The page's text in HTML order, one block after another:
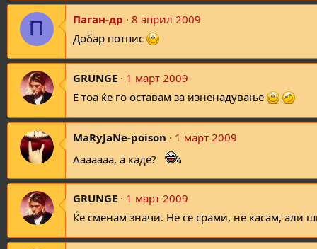
П Паган-др
8 април 2009
Добар потпис
GRUNGE
1 март 2009
Е тоа ќе го оставам за изненадување
MaRyJaNe-poison
1 март 2009
Ааааааа, а каде?
GRUNGE
1 март 2009
Ќе сменам значи. Не се срами, не касам, али